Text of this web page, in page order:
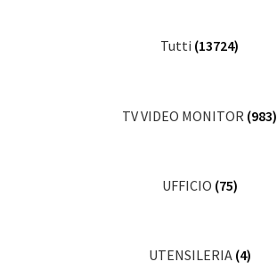
Tutti (13724)
TV VIDEO MONITOR (983)
UFFICIO (75)
UTENSILERIA (4)